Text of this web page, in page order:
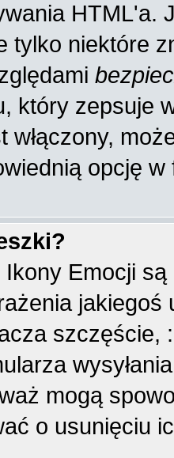
HTML'a.
tylko niektóre
który zepsuje
włączony,
opcję w
Emocji
szczęście,
mogą
o usunięciu